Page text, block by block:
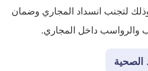
لتجنب انسداد المجاري وضمان
والرواسب داخل المجاري.
الصحية